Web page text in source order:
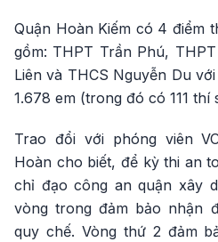
Quận Hoàn Kiếm có 4 điểm
gồm: THPT Trần Phú,
Liên và THCS Nguyễn Du
1.678 em (trong đó có 111 thí
Trao đổi với phóng viên
Hoàn cho biết, để kỳ thi an
chỉ đạo công an quận xây
vòng trong đảm bảo nhận
quy chế. Vòng thứ 2 đảm